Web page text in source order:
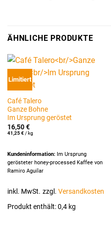
ÄHNLICHE PRODUKTE
Limitiert
Café Talero
Ganze Bohne
Im Ursprung geröstet
16,50€
41,25€/ kg
Kundeninformation: Im Ursprung
gerösteter honey-processed Kaffee von
Ramiro Aguilar
inkl. MwSt. zzgl. Versandkosten
Produkt enthält: 0,4 kg